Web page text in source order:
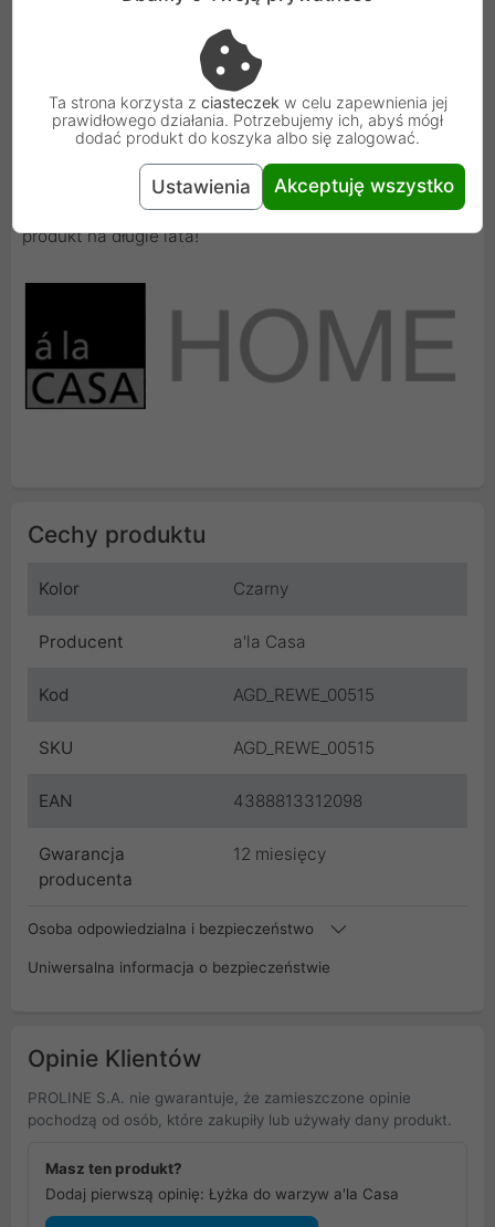
a' la Casa
Jest to marka premium, wybierając tę markę, wybierasz
produkt na długie lata!
Cechy produktu
Kolor Czarny
Producent a'la Casa
Kod AGD_REWE_00515
SKU AGD_REWE_00515
EAN 4388813312098
Gwarancja
producenta
12 miesięcy
Osoba odpowiedzialna i bezpieczeństwo
Uniwersalna informacja o bezpieczeństwie
Opinie Klientów
PROLINE S.A. nie gwarantuje, że zamieszczone opinie
pochodzą od osób, które zakupiły lub używały dany produkt.
Masz ten produkt?
Dodaj pierwszą opinię: Łyżka do warzyw a'la Casa
Ta strona korzysta z ciasteczek w celu zapewnienia jej
prawidłowego działania. Potrzebujemy ich, abyś mógł
dodać produkt do koszyka albo się zalogować.
Ustawienia Akceptuję wszystko